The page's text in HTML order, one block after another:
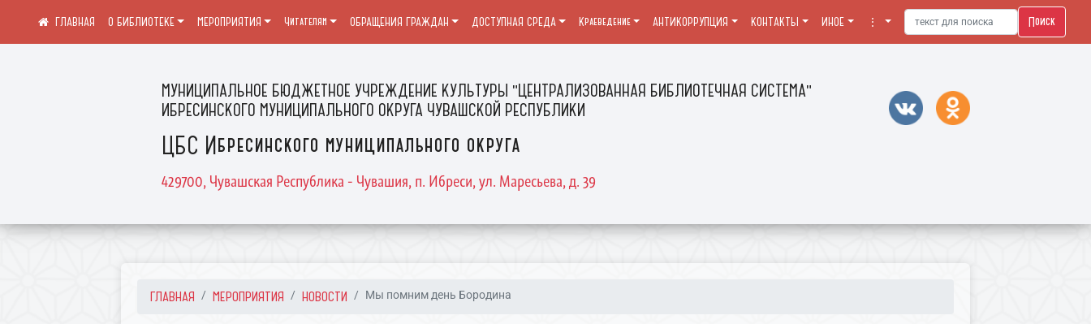
МУНИЦИПАЛЬНОЕ БЮДЖЕТНОЕ УЧРЕЖДЕНИЕ КУЛЬТУРЫ "ЦЕНТРАЛИЗОВАННАЯ БИБЛИОТЕЧНАЯ СИСТЕМА"
ИБРЕСИНСКОГО МУНИЦИПАЛЬНОГО ОКРУГА ЧУВАШСКОЙ РЕСПУБЛИКИ
ЦБС Ибресинского муниципального округа
429700, Чувашская Республика - Чувашия, п. Ибреси, ул. Маресьева, д. 39
О БИБЛИОТЕКЕ МЕРОПРИЯТИЯ Читателям ОБРАЩЕНИЯ ГРАЖДАН ДОСТУПНАЯ СРЕДА Краеведение АНТИКОРРУПЦИЯ КОНТАКТЫ ИНОЕ ⋮ Поиск
ГЛАВНАЯ МЕРОПРИЯТИЯ НОВОСТИ Мы помним день Бородина